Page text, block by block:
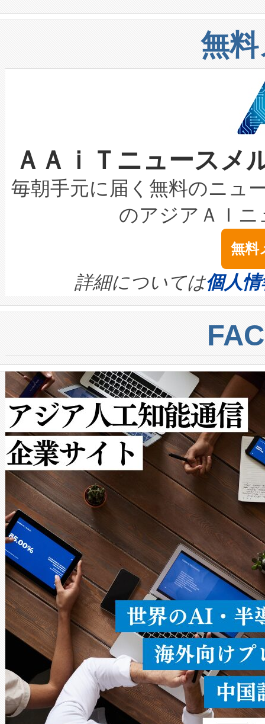
構造化トレーニングカリキュ
上げおよび商用化段階におけ
設備整備および立ち上げ調整
加組織は、Enzeneのバイオ
選定された製品について、自
取得できる可能性もあります
設には、3億～4億ドルかか
最高経営責任者（CEO）であ
す。「当社のfully-connected
ームを利用すれば、6,000万
きます。この効率性は、フェ
安全性を追跡し、確保する事
増加しているデータセンター
る電力網に大きな負担をかけ
事業者の負担軽減という課題
系統連系を迅速にし、ピーク
限を超えて利用可能な電力容
持できるよう貢献します。こ
ービスレベル契約（SLA）違
テリー性能の劣化によるダウ
念は、現在データセンターが
ます。 Voltaiq provides a
quality and reliability for AI
BESS stack to ensure battery
centers. Voltaiqは、ai&のAI
からシステム統合、試運転、
クルの各段階のデータを監視
[…]
や穀物倉庫におけるバルク材
リューション「Avia 2」を発
したAvia 2は、1,000メート
狭視野のFOVを切り替えるこ
ケーブル、枝などの細かな対
なレーザースポットにより、
な環境下でも豊かなディテー
キロメートル範囲を検出
LiDAR for Inspections,
は1535 nmレーザーを搭載。
イズの小径化を実現すること
す。ノーマルモードでは、
ートル先まで検出でき、これ
トに対して約600メートルに
では、反射率10％のターゲッ
で向上し、最大検知距離は
ットだけで最大1キロメート
ルの変電所周囲を監視でき、
作業と点群処理を簡素化でき
Avia 2は、2種類のFOVオプシ
× 80°のノーマルモード、長
ードを切り替えて使用するこ
ることなく、単一のデバイス
うにします。遠距離まで届く
密度なスキャ […]
無
ＡＡｉＴニュース
毎朝手元に届く無料のニュ
のアジアＡＩ
無料
詳細については個人